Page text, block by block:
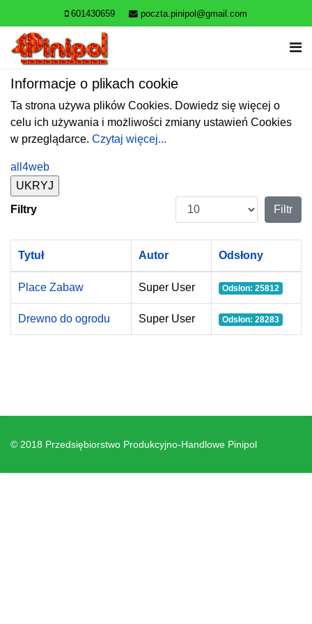
601430659 poczta.pinipol@gmail.com
Informacje o plikach cookie
Ta strona używa plików Cookies. Dowiedz się więcej o
celu ich używania i możliwości zmiany ustawień Cookies
w przeglądarce. Czytaj więcej...
all4web
Filtry Pokaż # Filtr
Tytuł Autor Odsłony
Place Zabaw Super User Odsłon: 25812
Drewno do ogrodu Super User Odsłon: 28283
© 2018 Przedsiębiorstwo Produkcyjno-Handlowe Pinipol